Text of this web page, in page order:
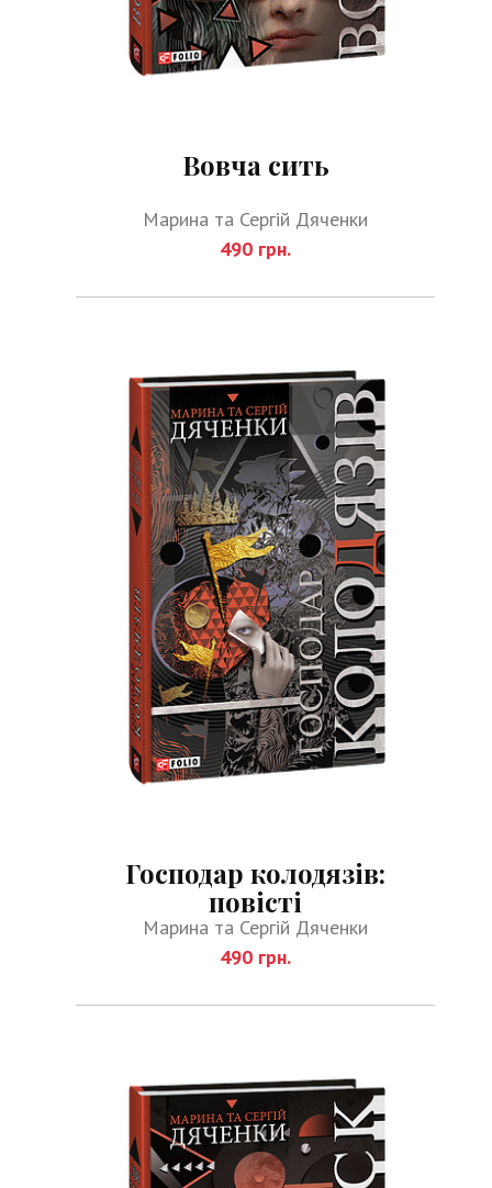
Вовча сить
Марина та Сергій Дяченки
490 грн.
Господар колодязів:
повісті
Марина та Сергій Дяченки
490 грн.